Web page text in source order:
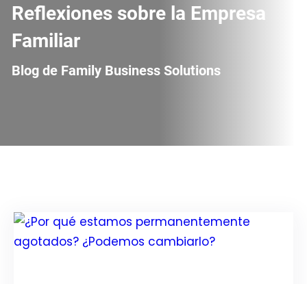
Reflexiones sobre la Empresa
Familiar
Blog de Family Business Solutions